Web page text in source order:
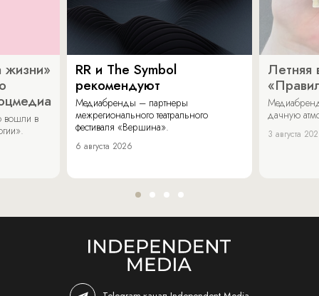
жизни»
вошли в
RR и The Symbol
рекомендуют
Медиабренды – партнеры
межрегионального театрального
фестиваля «Вершина».
6 августа 2026
Летняя
дачную
3 августа